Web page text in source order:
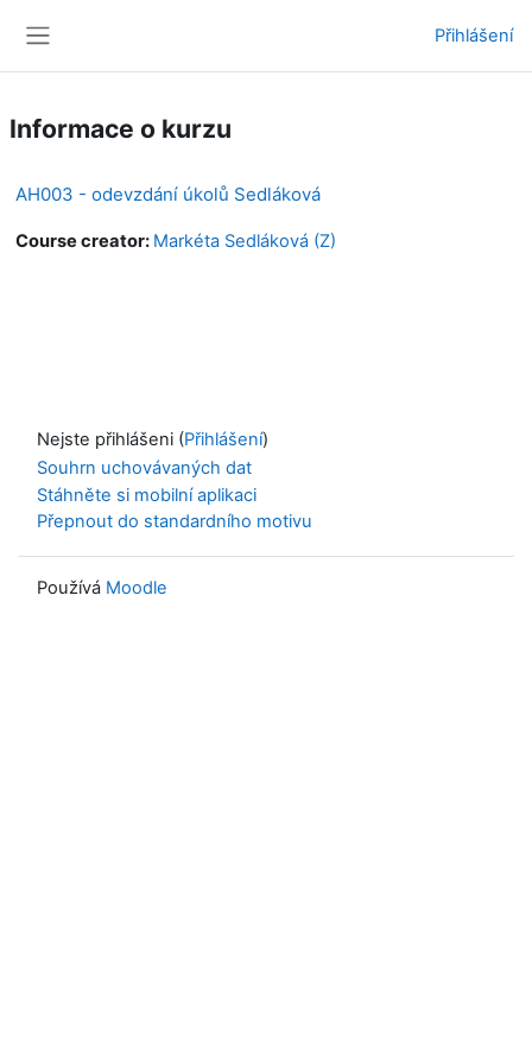
Přihlášení
Informace o kurzu
AH003 - odevzdání úkolů Sedláková
Course creator: Markéta Sedláková (Z)
Nejste přihlášeni (Přihlášení)
Souhrn uchovávaných dat
Stáhněte si mobilní aplikaci
Přepnout do standardního motivu
Používá Moodle